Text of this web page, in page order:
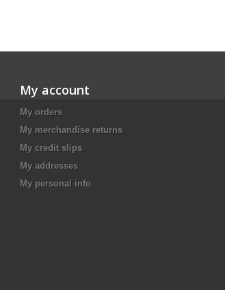
My account
My orders
My merchandise returns
My credit slips
My addresses
My personal info